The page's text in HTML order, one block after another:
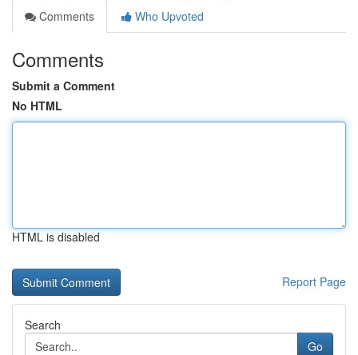
Comments
Who Upvoted
Comments
Submit a Comment
No HTML
HTML is disabled
Report Page
Search
Go